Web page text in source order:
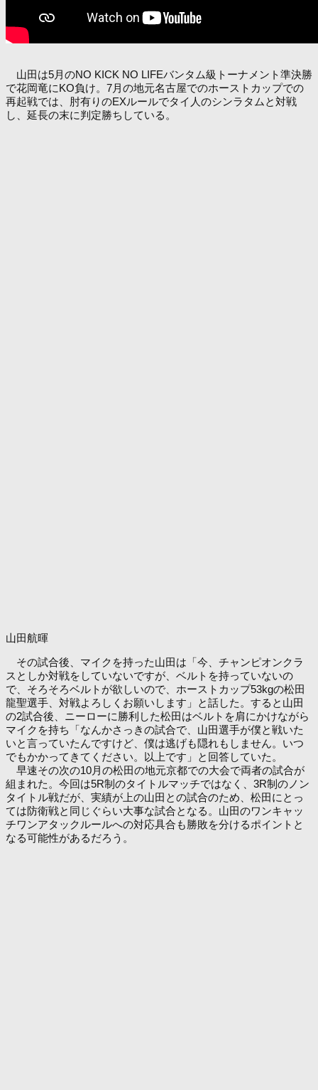
山田は5月のNO KICK NO LIFEバンタム級トーナメント準決勝
で花岡竜にKO負け。7月の地元名古屋でのホーストカップでの
再起戦では、肘有りのEXルールでタイ人のシンラタムと対戦
し、延長の末に判定勝ちしている。
山田航暉
その試合後、マイクを持った山田は「今、チャンピオンクラ
スとしか対戦をしていないですが、ベルトを持っていないの
で、そろそろベルトが欲しいので、ホーストカップ53kgの松田
龍聖選手、対戦よろしくお願いします」と話した。すると山田
の2試合後、ニーローに勝利した松田はベルトを肩にかけながら
マイクを持ち「なんかさっきの試合で、山田選手が僕と戦いた
いと言っていたんですけど、僕は逃げも隠れもしません。いつ
でもかかってきてください。以上です」と回答していた。
早速その次の10月の松田の地元京都での大会で両者の試合が
組まれた。今回は5R制のタイトルマッチではなく、3R制のノン
タイトル戦だが、実績が上の山田との試合のため、松田にとっ
ては防衛戦と同じぐらい大事な試合となる。山田のワンキャッ
チワンアタックルールへの対応具合も勝敗を分けるポイントと
なる可能性があるだろう。